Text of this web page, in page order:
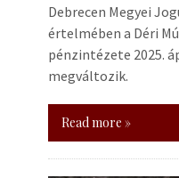
Debrecen Megyei
értelmében a Déri
pénzintézete 2025.
megváltozik.
Read more »